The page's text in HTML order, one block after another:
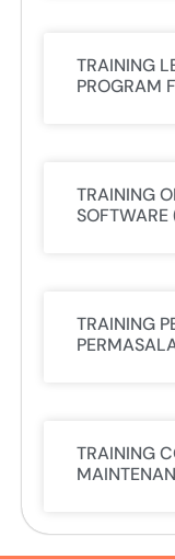
TRAINING
PROGRAM
TRAINING
SOFTWARE
TRAINING
TRAINING